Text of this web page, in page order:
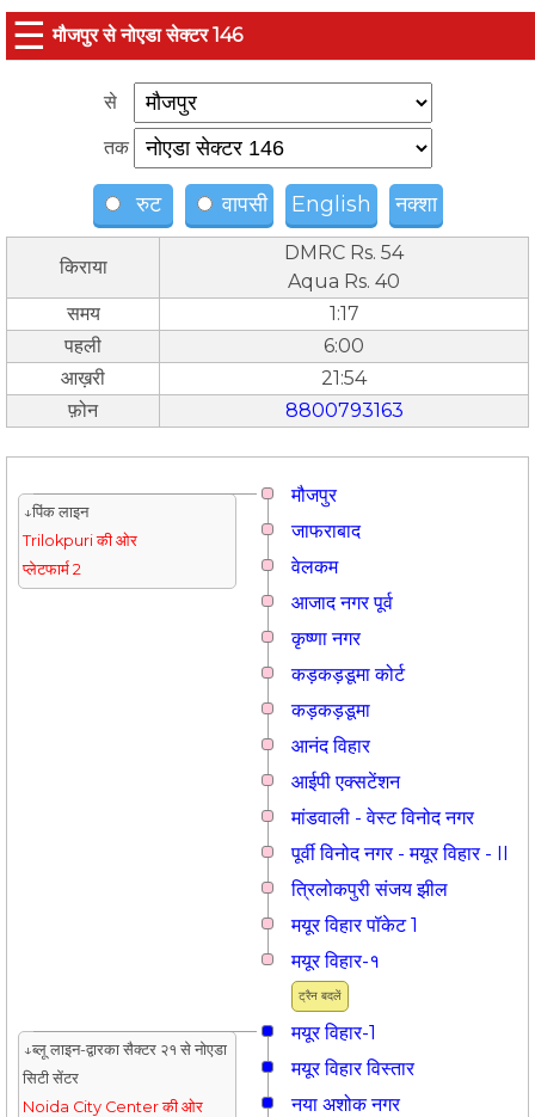
☰ मौजपुर से नोएडा सेक्टर 146
से
तक
रुट वापसी English नक्शा
किराया
DMRC Rs. 54
Aqua Rs. 40
समय
1:17
पहली
6:00
आख़री
21:54
फ़ोन
8800793163
मौजपुर
↓पिंक लाइन
Trilokpuri की ओर
प्लेटफार्म 2
जाफराबाद
वेलकम
आजाद नगर पूर्व
कृष्णा नगर
कड़कड़डूमा कोर्ट
कड़कड़डूमा
आनंद विहार
आईपी एक्सटेंशन
मांडवाली - वेस्ट विनोद नगर
पूर्वी विनोद नगर - मयूर विहार - II
त्रिलोकपुरी संजय झील
मयूर विहार पॉकेट 1
ट्रैन बदलें
मयूर विहार-१
मयूर विहार-1
↓ब्लू लाइन-द्वारका सैक्टर २१ से नोएडा
सिटी सेंटर
Noida City Center की ओर
मयूर विहार विस्तार
नया अशोक नगर